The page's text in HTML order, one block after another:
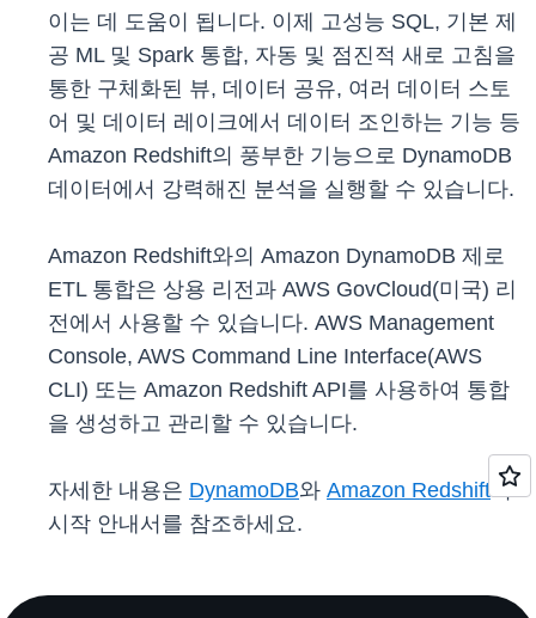
이는 데 도움이 됩니다. 이제 고성능 SQL, 기본 제
공 ML 및 Spark 통합, 자동 및 점진적 새로 고침을
통한 구체화된 뷰, 데이터 공유, 여러 데이터 스토
어 및 데이터 레이크에서 데이터 조인하는 기능 등
Amazon Redshift의 풍부한 기능으로 DynamoDB
데이터에서 강력해진 분석을 실행할 수 있습니다.
Amazon Redshift와의 Amazon DynamoDB 제로
ETL 통합은 상용 리전과 AWS GovCloud(미국) 리
전에서 사용할 수 있습니다. AWS Management
Console, AWS Command Line Interface(AWS
CLI) 또는 Amazon Redshift API를 사용하여 통합
을 생성하고 관리할 수 있습니다.
자세한 내용은 DynamoDB와 Amazon Redshift의
시작 안내서를 참조하세요.